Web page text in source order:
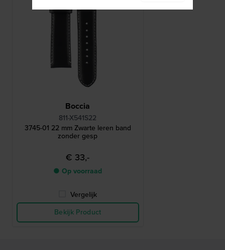
Boccia
811-X541S22
3745-01 22 mm Zwarte leren band
zonder gesp
€ 33,-
● Op voorraad
Vergelijk
Bekijk Product